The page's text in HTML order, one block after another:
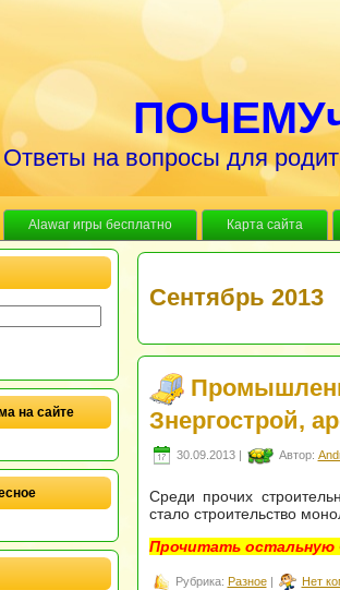
Ответы на вопросы для
Alawar игры бесплатно Карта сайта
на сайте
Сентябрь 2013
Знергострой,
30.09.2013 | Автор:
Среди прочих
стало строительство
Прочитать остальную
Рубрика: Разное| Нет